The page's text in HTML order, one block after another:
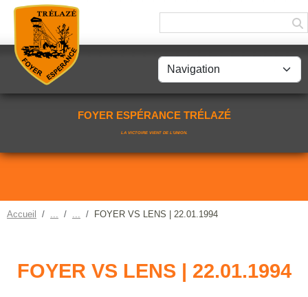
FOYER ESPÉRANCE TRÉLAZÉ
LA VICTOIRE VIENT DE L'UNION.
Accueil FOYER VS LENS | 22.01.1994
FOYER VS LENS | 22.01.1994
Panneau de gestion des cookies